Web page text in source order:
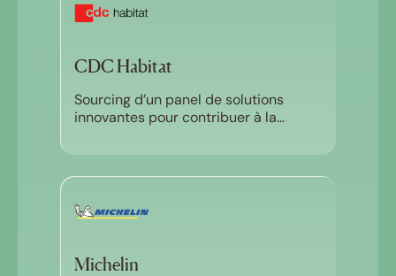
CDC Habitat
Sourcing d’un panel de solutions
innovantes pour contribuer à la
Michelin